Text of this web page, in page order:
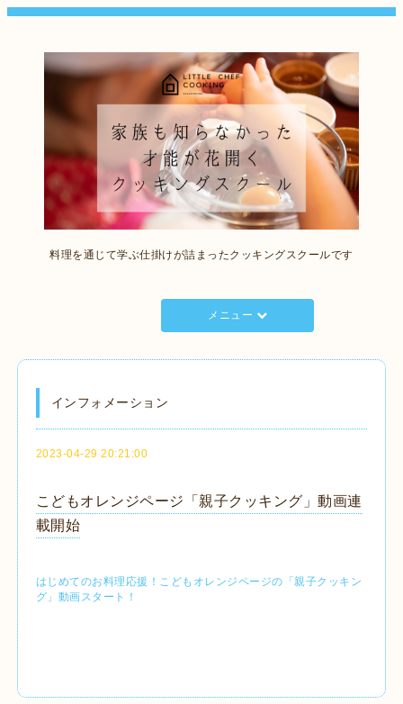
料理を通じて学ぶ仕掛けが詰まったクッキングスクールです
メニュー
インフォメーション
2023-04-29 20:21:00
こどもオレンジページ「親子クッキング」動画連
載開始
はじめてのお料理応援！こどもオレンジページの「親子クッキン
グ」動画スタート！